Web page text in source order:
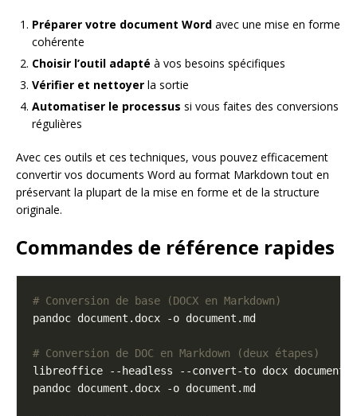
Préparer votre document Word avec une mise en forme
cohérente
Choisir l’outil adapté à vos besoins spécifiques
Vérifier et nettoyer la sortie
Automatiser le processus si vous faites des conversions
régulières
Avec ces outils et ces techniques, vous pouvez efficacement
convertir vos documents Word au format Markdown tout en
préservant la plupart de la mise en forme et de la structure
originale.
Commandes de référence rapides
# Conversion de base (DOCX en Markdown)
# Conversion de DOC en Markdown (deux étapes)